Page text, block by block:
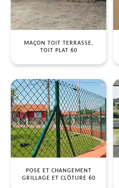
MAÇON TOIT TERRASSE,
TOIT PLAT 60
POSE ET CHANGEMENT
GRILLAGE ET CLÔTURE 60